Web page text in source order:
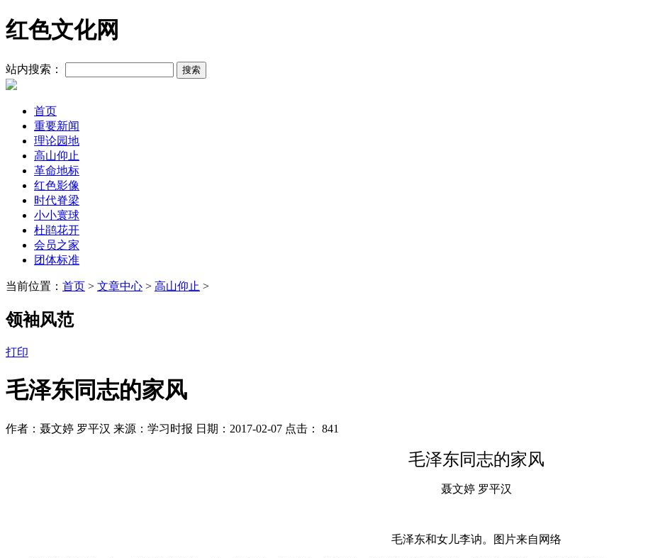
红色文化网
站内搜索：
首页
重要新闻
理论园地
高山仰止
革命地标
红色影像
时代脊梁
小小寰球
杜鹃花开
会员之家
团体标准
当前位置： 首页 > 文章中心 > 高山仰止 >
领袖风范
打印
毛泽东同志的家风
作者：聂文婷 罗平汉 来源：学习时报 日期：2017-02-07 点击： 841
毛泽东同志的家风
聂文婷 罗平汉
毛泽东和女儿李讷。图片来自网络